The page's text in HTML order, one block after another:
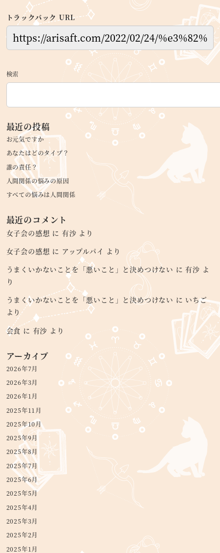
トラックバック URL
検索
最近の投稿
お元気ですか
あなたはどのタイプ？
誰の責任？
人間関係の悩みの原因
すべての悩みは人間関係
最近のコメント
女子会の感想 に 有沙 より
女子会の感想 に アップルパイ より
うまくいかないことを「悪いこと」と決めつけない に有沙 よ
り
うまくいかないことを「悪いこと」と決めつけない に いちご
より
会食 に 有沙 より
アーカイブ
2026年7月
2026年3月
2026年1月
2025年11月
2025年10月
2025年9月
2025年8月
2025年7月
2025年6月
2025年5月
2025年4月
2025年3月
2025年2月
2025年1月